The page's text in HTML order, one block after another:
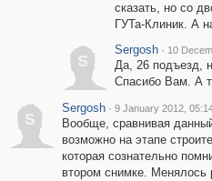
сказать, но со
ГУТа-Клиник. А
S
Sergosh · 10
Да, 26 подъезд,
Спасибо Вам. А
S
Sergosh · 9 January 2012,
Вообще, сравнивая
возможно на этапе
которая сознательно
втором снимке. Менялось